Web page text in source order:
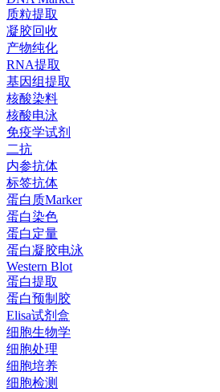
质粒提取
凝胶回收
产物纯化
RNA提取
基因组提取
核酸染料
核酸电泳
免疫学试剂
二抗
内参抗体
标签抗体
蛋白质Marker
蛋白染色
蛋白定量
蛋白凝胶电泳
Western Blot
蛋白提取
蛋白预制胶
Elisa试剂盒
细胞生物学
细胞处理
细胞培养
细胞检测